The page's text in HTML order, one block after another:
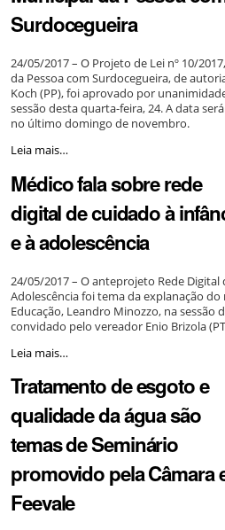
ser
vacinadas
em
-
Surdocegueira
24/05/2017 – O Projeto de Lei nº 10/
da Pessoa com Surdocegueira, de
Koch (PP), foi aprovado por
sessão desta quarta-feira, 24. A data
no último domingo de novembro.
Projeto
Dia
Municipal
da
Pessoa
com
Surdocegueira
Leia mais…
Médico fala sobre rede
digital de cuidado à
e à adolescência
24/05/2017 – O anteprojeto Rede Digital
Adolescência foi tema da explanação
Educação, Leandro Minozzo, na sessão
convidado pelo vereador Enio Brizola
Médico
sobre
rede
digital
de
cuidado
à
infância
e
à
Leia mais…
Tratamento de esgoto e
qualidade da água são
temas de Seminário
promovido pela Câmara
Feevale